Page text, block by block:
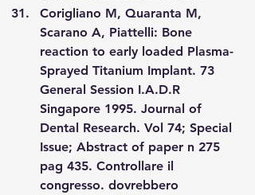
Corigliano M, Quaranta M,
Scarano A, Piattelli: Bone
reaction to early loaded Plasma-
Sprayed Titanium Implant. 73
General Session I.A.D.R
Singapore 1995. Journal of
Dental Research. Vol 74; Special
Issue; Abstract of paper n 275
pag 435. Controllare il
congresso. dovrebbero